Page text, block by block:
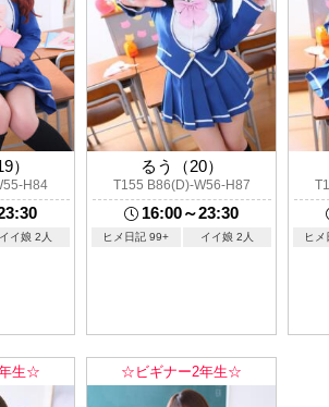
）
H84
イイ娘 2人
るう（20）
T155 B86(D)-W56-H87
16:00～23:30
ヒメ日記 99+ イイ娘 2人 ヒ
生☆ ☆ビギナー2年生☆